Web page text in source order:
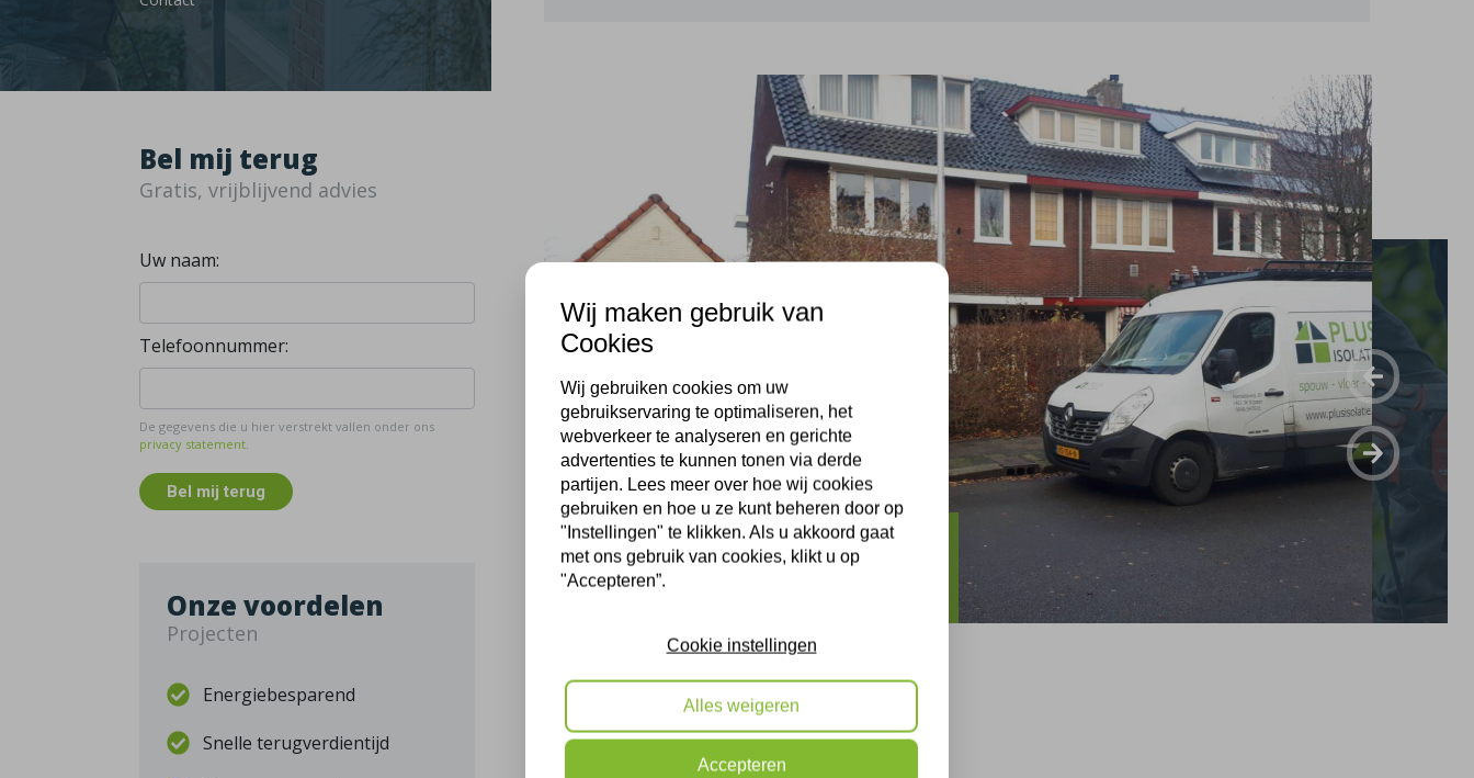
Bel mij terug
Gratis, vrijblijvend advies
Uw naam:
Telefoonnummer:
De gegevens die u hier verstrekt vallen onder ons
privacy statement.
Bel mij terug
Onze voordelen
Projecten
Energiebesparend
Snelle terugverdientijd
Utrecht
Spouwmuur opnieuw isoleren Utrecht
Utrecht, 12-12-2018
Wij maken gebruik van
Cookies
Wij gebruiken cookies om uw
gebruikservaring te optimaliseren, het
webverkeer te analyseren en gerichte
advertenties te kunnen tonen via derde
partijen. Lees meer over hoe wij cookies
gebruiken en hoe u ze kunt beheren door op
"Instellingen" te klikken. Als u akkoord gaat
met ons gebruik van cookies, klikt u op
"Accepteren”.
Cookie instellingen
Alles weigeren
Accepteren